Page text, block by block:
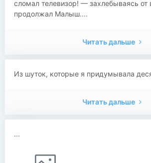
сломал телевизор! — захлебываясь от
продолжал Малыш....
Читать дальше
Из шуток, которые я придумывала
Читать дальше
...